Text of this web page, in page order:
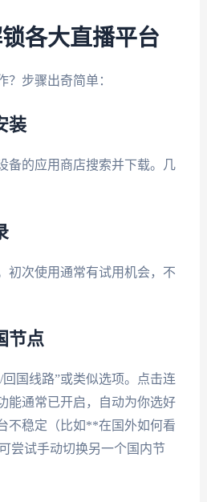
各大直播平台
？步骤出奇简单：
装
备的应用商店搜索并下载。几
初次使用通常有试用机会，不
节点
国线路”或类似选项。点击连
能通常已开启，自动为你选好
不稳定（比如**在国外如何看
尝试手动切换另一个国内节